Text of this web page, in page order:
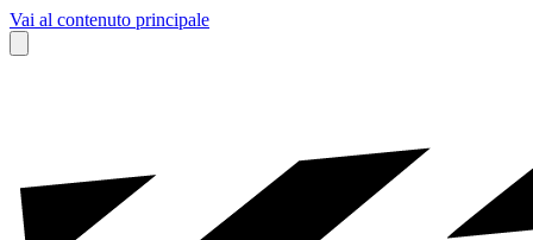
Vai al contenuto principale